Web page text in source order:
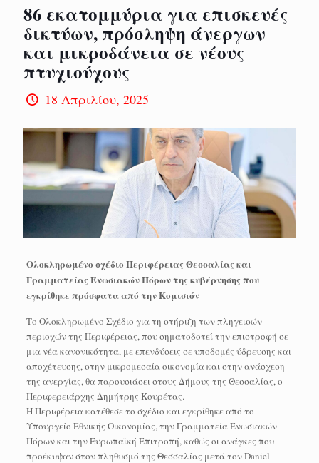
86 εκατομμύρια για επισκευές
δικτύων, πρόσληψη άνεργων
και μικροδάνεια σε νέους
πτυχιούχους
18 Απριλίου, 2025
Ολοκληρωμένο σχέδιο Περιφέρειας Θεσσαλίας και
Γραμματείας Ενωσιακών Πόρων της κυβέρνησης που
εγκρίθηκε πρόσφατα από την Κομισιόν
Το Ολοκληρωμένο Σχέδιο για τη στήριξη των πληγεισών
περιοχών της Περιφέρειας, που σηματοδοτεί την επιστροφή σε
μια νέα κανονικότητα, με επενδύσεις σε υποδομές ύδρευσης και
αποχέτευσης, στην μικρομεσαία οικονομία και στην ανάσχεση
της ανεργίας, θα παρουσιάσει στους Δήμους της Θεσσαλίας, ο
Περιφερειάρχης Δημήτρης Κουρέτας.
Η Περιφέρεια κατέθεσε το σχέδιο και εγκρίθηκε από το
Υπουργείο Εθνικής Οικονομίας, την Γραμματεία Ενωσιακών
Πόρων και την Ευρωπαϊκή Επιτροπή, καθώς οι ανάγκες που
προέκυψαν στον πληθυσμό της Θεσσαλίας μετά τον Daniel